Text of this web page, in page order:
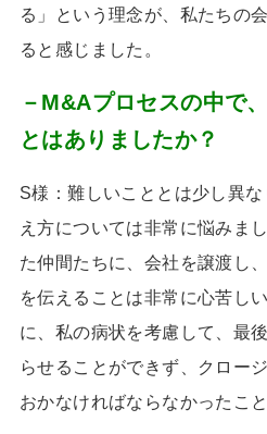
る」という理念が、私たちの
ると感じました。
－M&Aプロセスの中で
とはありましたか？
S様：難しいこととは少し異
え方については非常に悩みま
た仲間たちに、会社を譲渡し
を伝えることは非常に心苦し
に、私の病状を考慮して、最
らせることができず、クロー
おかなければならなかったこ